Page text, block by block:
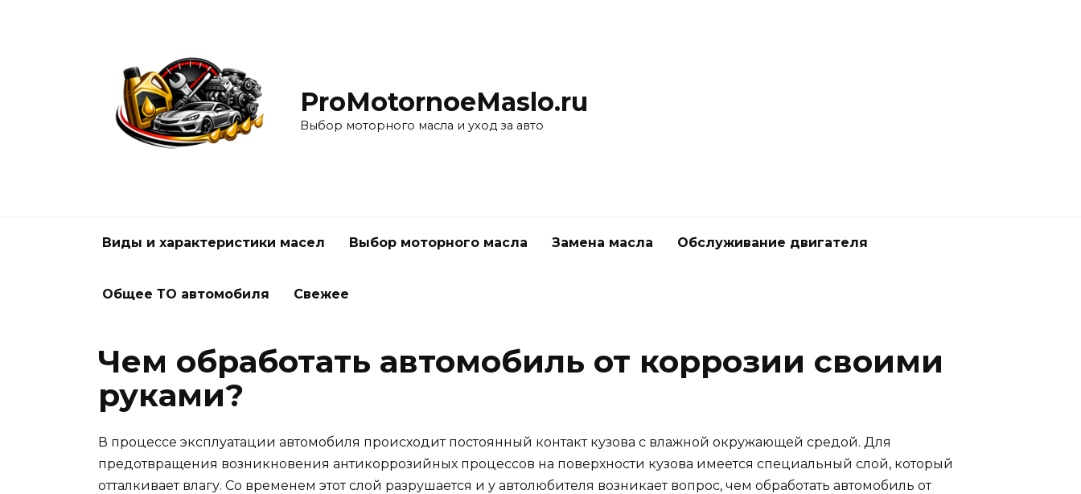
ProMotornoeMaslo.ru
Выбор моторного масла и уход за авто
Виды и характеристики масел Выбор моторного масла Замена масла Обслуживание двигателя
Общее ТО автомобиля Свежее
Чем обработать автомобиль от коррозии своими
руками?
В процессе эксплуатации автомобиля происходит постоянный контакт кузова с влажной окружающей средой. Для
предотвращения возникновения антикоррозийных процессов на поверхности кузова имеется специальный слой, который
отталкивает влагу. Со временем этот слой разрушается и у автолюбителя возникает вопрос, чем обработать автомобиль от